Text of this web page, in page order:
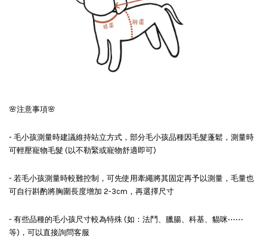
🌸注意事項🌸
- 毛小孩測量時建議維持站立方式，部分毛小孩品種因毛髮蓬鬆，測量時
可輕壓寵物毛髮 (以不勒緊或寵物舒適即可)
- 若毛小孩測量時較難控制，可先使用牽繩將其固定再予以測量，毛量也
可自行斟酌將胸圍長度增加 2-3cm，再選擇尺寸
- 有些品種的毛小孩尺寸較為特殊 (如：法鬥、臘腸、科基、貓咪⋯⋯
等)，可以直接詢問客服